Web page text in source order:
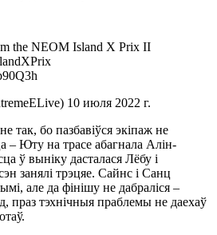
the NEOM Island X Prix II
10 июля 2022 г.
так, бо пазбавіўся экіпаж не
– Юту на трасе абагнала Алін-
ў выніку дасталася Лёбу і
занялі трэцяе. Сайнс і Санц
але да фінішу не дабраліся –
праз тэхнічныя праблемы не даехаў